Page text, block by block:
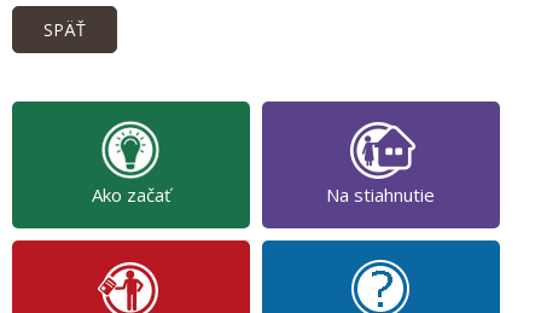
SPÄŤ
Ako začať Na stiahnutie